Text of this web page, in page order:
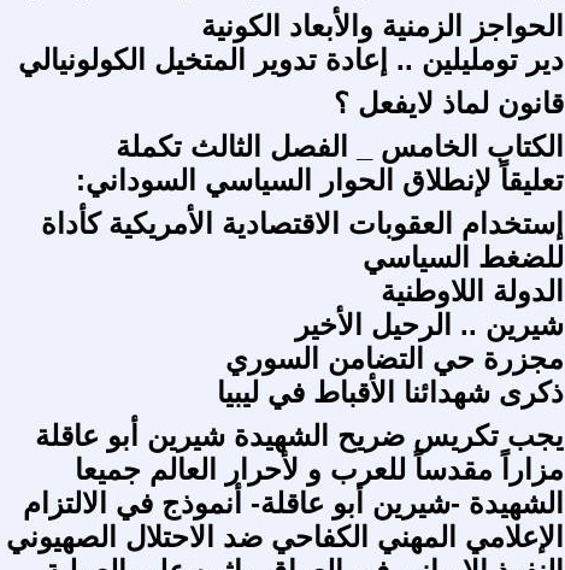
الحواجز الزمنية والأبعاد الكونية
دير تومليلين .. إعادة تدوير المتخيل الكولونيالي
قانون لماذ لايفعل ؟
الكتاب الخامس _ الفصل الثالث تكملة
تعليقاً لإنطلاق الحوار السياسي السوداني:
إستخدام العقوبات الاقتصادية الأمريكية كأداة
للضغط السياسي
الدولة اللاوطنية
شيرين .. الرحيل الأخير
مجزرة حي التضامن السوري
ذكرى شهدائنا الأقباط في ليبيا
يجب تكريس ضريح الشهيدة شيرين أبو عاقلة
مزاراً مقدساً للعرب و لأحرار العالم جميعا
الشهيدة -شيرين أبو عاقلة- أنموذج في الالتزام
الإعلامي المهني الكفاحي ضد الاحتلال الصهيوني